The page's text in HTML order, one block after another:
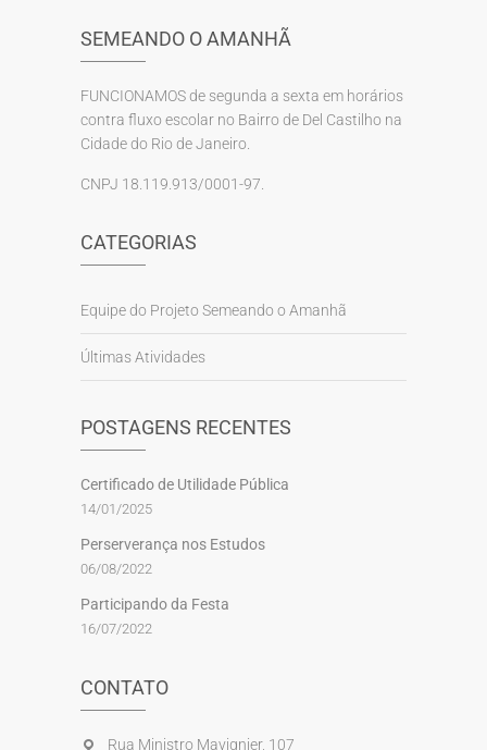
SEMEANDO O AMANHÃ
FUNCIONAMOS de segunda a sexta em horários
contra fluxo escolar no Bairro de Del Castilho na
Cidade do Rio de Janeiro.
CNPJ 18.119.913/0001-97.
CATEGORIAS
Equipe do Projeto Semeando o Amanhã
Últimas Atividades
POSTAGENS RECENTES
Certificado de Utilidade Pública
14/01/2025
Perserverança nos Estudos
06/08/2022
Participando da Festa
16/07/2022
CONTATO
Rua Ministro Mavignier, 107